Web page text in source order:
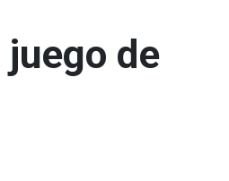
juego de